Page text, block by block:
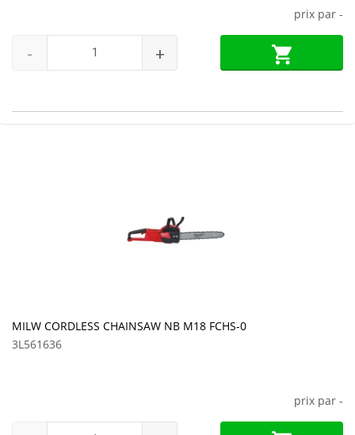
prix par -
- +
MILW CORDLESS CHAINSAW NB M18 FCHS-0
3L561636
prix par -